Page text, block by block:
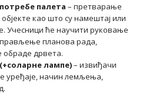
палета – претварање
као што су намештај или
Учесници ће научити руковање
планова рада,
обраде дрвета.
лампе)– извиђачи
уређаје, начин лемљења,